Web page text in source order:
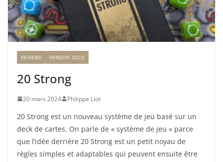
REVIEWS VERSION SOLO
20 Strong
20 mars 2024 Philippe Liot
20 Strong est un nouveau système de jeu basé sur un
deck de cartes. On parle de « système de jeu » parce
que l’idée derrière 20 Strong est un petit noyau de
règles simples et adaptables qui peuvent ensuite être